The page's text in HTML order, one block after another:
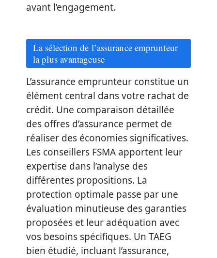
avant l’engagement.
La sélection de l’assurance emprunteur
la plus avantageuse
L’assurance emprunteur constitue un
élément central dans votre rachat de
crédit. Une comparaison détaillée
des offres d’assurance permet de
réaliser des économies significatives.
Les conseillers FSMA apportent leur
expertise dans l’analyse des
différentes propositions. La
protection optimale passe par une
évaluation minutieuse des garanties
proposées et leur adéquation avec
vos besoins spécifiques. Un TAEG
bien étudié, incluant l’assurance,